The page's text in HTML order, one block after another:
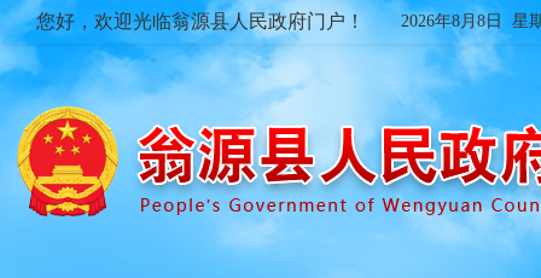
您好，欢迎光临翁源县人民政府门户！ 2026年8月8日 星